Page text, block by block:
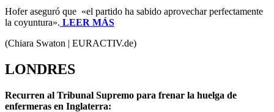
Hofer aseguró que «el partido ha sabido aprovechar perfectamente
la coyuntura». LEER MÁS
(Chiara Swaton | EURACTIV.de)
LONDRES
Recurren al Tribunal Supremo para frenar la huelga de
enfermeras en Inglaterra: